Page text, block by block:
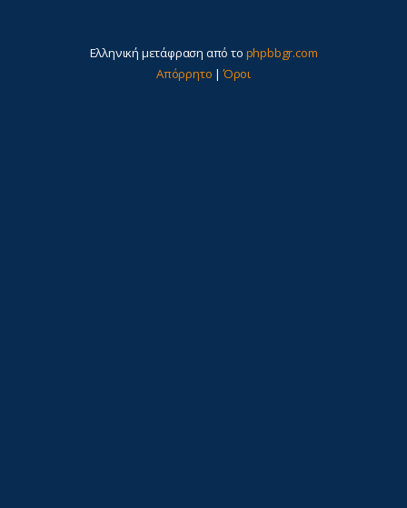
Ελληνική μετάφραση από το phpbbgr.com
Απόρρητο |Όροι